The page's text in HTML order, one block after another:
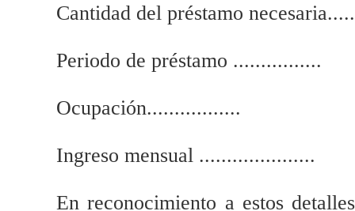
Cantidad del préstamo
Periodo de préstamo ................
Ocupación.................
Ingreso mensual .....................
En reconocimiento a estos